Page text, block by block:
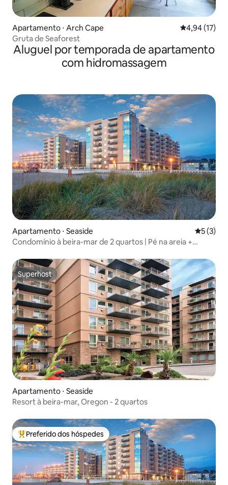
Apartamento ⋅ Arch Cape 4,94 de uma
4,94 (17)
Gruta de Seaforest
Aluguel por temporada de apartamento
com hidromassagem
Apartamento ⋅ Seaside 5 de
5 (3)
Condomínio à beira-mar de 2 quartos | Pé na areia +
Superhost
Superhost
Apartamento ⋅ Seaside
Resort à beira-mar, Oregon - 2 quartos
Entre os melhores preferidos dos hóspedes
Preferido dos hóspedes